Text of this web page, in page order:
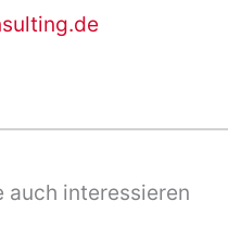
auch interessieren